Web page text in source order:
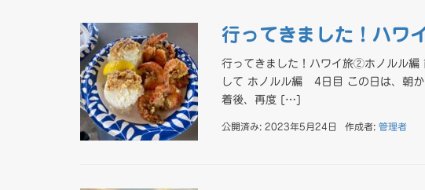
行ってきました！ハ
行ってきました！ハワイ旅②ホノルル編
して ホノルル編 4日目 この日は、朝か
着後、再度 […]
公開済み: 2023年5月24日 作成者: 管理者